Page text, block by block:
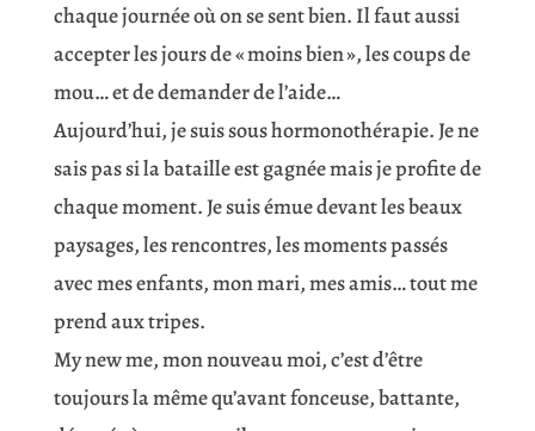
chaque journée où on se sent bien. Il faut aussi
accepter les jours de « moins bien », les coups de
mou… et de demander de l’aide…
Aujourd’hui, je suis sous hormonothérapie. Je ne
sais pas si la bataille est gagnée mais je profite de
chaque moment. Je suis émue devant les beaux
paysages, les rencontres, les moments passés
avec mes enfants, mon mari, mes amis… tout me
prend aux tripes.
My new me, mon nouveau moi, c’est d’être
toujours la même qu’avant fonceuse, battante,